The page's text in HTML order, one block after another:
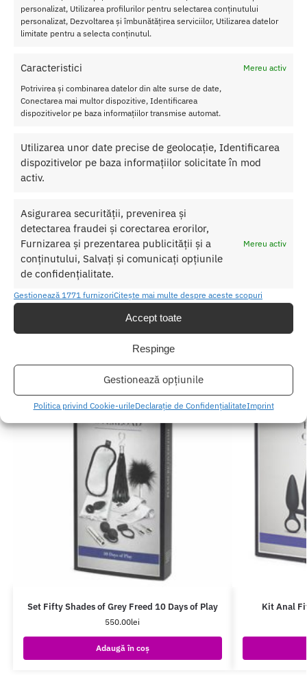
personalizat, Utilizarea profilurilor pentru selectarea conținutului
personalizat, Dezvoltarea și îmbunătățirea serviciilor, Utilizarea datelor
limitate pentru a selecta conținutul.
Caracteristici
Mereu activ
Potrivirea și combinarea datelor din alte surse de date,
Conectarea mai multor dispozitive, Identificarea
dispozitivelor pe baza informațiilor transmise automat.
Utilizarea unor date precise de geolocație, Identificarea
dispozitivelor pe baza informațiilor solicitate în mod
activ.
Asigurarea securității, prevenirea și
detectarea fraudei și corectarea erorilor,
Furnizarea și prezentarea publicității și a
conținutului, Salvați și comunicați opțiunile
de confidențialitate.
Mereu activ
Gestionează 1771 furnizoriCitește mai multe despre aceste scopuri
Accept toate
Respinge
Gestionează opțiunile
Politica privind Cookie-urileDeclarație de ConfidențialitateImprint
– Jucaria este 100% impermeabila (telecomanda nu este
impermeabila)
– Telecomanda are o autonomie de pana la 5 metri
Nu lasati produsul la indemana copiilor.
Pentru o utilizare mai usoara utilizati un lubrifiant pe baza de apa.
calda si sapun. Pentru o igienizare suplimentara puteti utiliza un
toycleaner.
SKU:
5060462638680
Categorie: FIFTY SHADES OF GREY
Etichetă: Masator Prostata Fifty Shades of Grey Pleasure
Collection
Produse similare
Set Fifty Shades of Grey Freed 10 Days of Play
550.00lei
Adaugă în coș
Kit Anal